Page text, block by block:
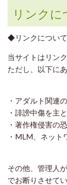
リンクに
◆リンクについて
当サイトはリン
ただし、以下に
・アダルト関連
・誹謗中傷を主
・著作権侵害の
・MLM、ネット
その他、管理人
でお断りさせて